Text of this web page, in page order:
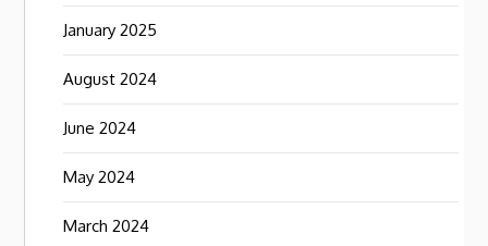
January 2025
August 2024
June 2024
May 2024
March 2024